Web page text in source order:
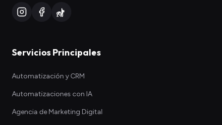
Servicios Principales
Automatización y CRM
Automatizaciones con IA
Agencia de Marketing Digital